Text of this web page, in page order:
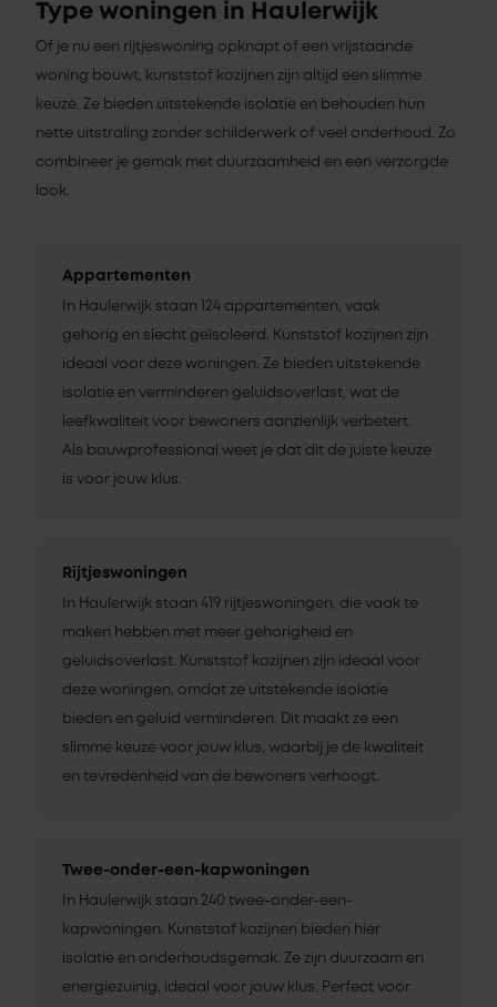
Type woningen in Haulerwijk
Of je nu een rijtjeswoning opknapt of een vrijstaande
woning bouwt, kunststof kozijnen zijn altijd een slimme
keuze. Ze bieden uitstekende isolatie en behouden hun
nette uitstraling zonder schilderwerk of veel onderhoud. Zo
combineer je gemak met duurzaamheid en een verzorgde
look.
Appartementen
In Haulerwijk staan 124 appartementen, vaak
gehorig en slecht geïsoleerd. Kunststof kozijnen zijn
ideaal voor deze woningen. Ze bieden uitstekende
isolatie en verminderen geluidsoverlast, wat de
leefkwaliteit voor bewoners aanzienlijk verbetert.
Als bouwprofessional weet je dat dit de juiste keuze
is voor jouw klus.
Rijtjeswoningen
In Haulerwijk staan 419 rijtjeswoningen, die vaak te
maken hebben met meer gehorigheid en
geluidsoverlast. Kunststof kozijnen zijn ideaal voor
deze woningen, omdat ze uitstekende isolatie
bieden en geluid verminderen. Dit maakt ze een
slimme keuze voor jouw klus, waarbij je de kwaliteit
en tevredenheid van de bewoners verhoogt.
Twee-onder-een-kapwoningen
In Haulerwijk staan 240 twee-onder-een-
kapwoningen. Kunststof kozijnen bieden hier
isolatie en onderhoudsgemak. Ze zijn duurzaam en
energiezuinig, ideaal voor jouw klus. Perfect voor